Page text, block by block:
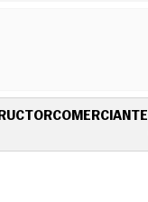
COMERCIANTE